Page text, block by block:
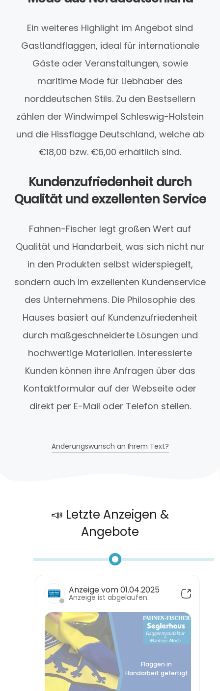
Ein weiteres Highlight im Angebot sind
Gastlandflaggen, ideal für internationale
Gäste oder Veranstaltungen, sowie
maritime Mode für Liebhaber des
norddeutschen Stils. Zu den Bestsellern
zählen der Windwimpel Schleswig-Holstein
und die Hissflagge Deutschland, welche ab
€18,00 bzw. €6,00 erhältlich sind.
Kundenzufriedenheit durch
Qualität und exzellenten Service
Fahnen-Fischer legt großen Wert auf
Qualität und Handarbeit, was sich nicht nur
in den Produkten selbst widerspiegelt,
sondern auch im exzellenten Kundenservice
des Unternehmens. Die Philosophie des
Hauses basiert auf Kundenzufriedenheit
durch maßgeschneiderte Lösungen und
hochwertige Materialien. Interessierte
Kunden können ihre Anfragen über das
Kontaktformular auf der Webseite oder
direkt per E-Mail oder Telefon stellen.
Änderungswunsch an Ihrem Text?